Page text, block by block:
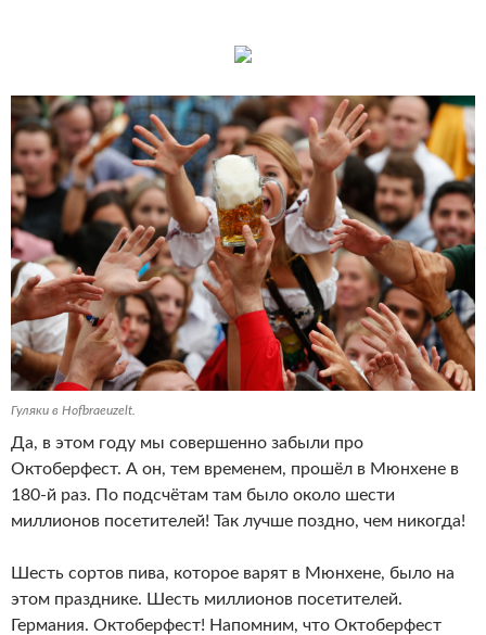
Гуляки в Hofbraeuzelt.
Да, в этом году мы совершенно забыли про
Октоберфест. А он, тем временем, прошёл в Мюнхене в
180-й раз. По подсчётам там было около шести
миллионов посетителей! Так лучше поздно, чем никогда!
Шесть сортов пива, которое варят в Мюнхене, было на
этом празднике. Шесть миллионов посетителей.
Германия. Октоберфест! Напомним, что Октоберфест